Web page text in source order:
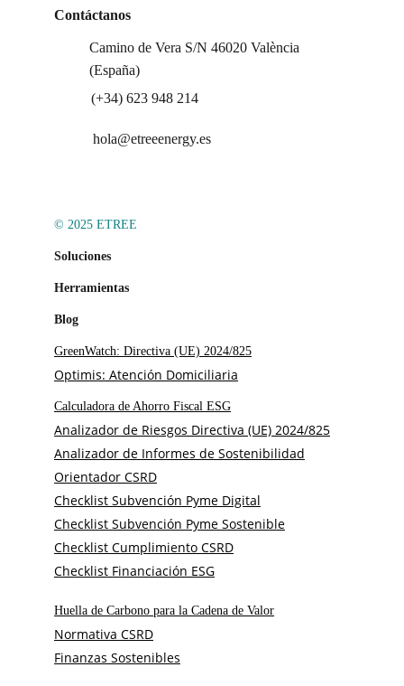
© 2025 ETREE
Contáctanos
Camino de Vera S/N 46020 València
(España)
(+34) 623 948 214
hola@etreeenergy.es
Soluciones
GreenWatch: Directiva (UE) 2024/825
Optimis: Atención Domiciliaria
Herramientas
Calculadora de Ahorro Fiscal ESG
Analizador de Riesgos Directiva (UE) 2024/825
Analizador de Informes de Sostenibilidad
Orientador CSRD
Checklist Subvención Pyme Digital
Checklist Subvención Pyme Sostenible
Checklist Cumplimiento CSRD
Checklist Financiación ESG
Blog
Huella de Carbono para la Cadena de Valor
Normativa CSRD
Finanzas Sostenibles